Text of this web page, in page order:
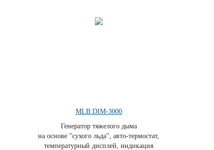
MLB DIM-3000
Генератор тяжелого дыма
на основе "сухого льда", авто-термостат,
температурный дисплей, индикация